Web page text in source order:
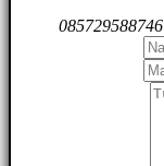
085729588746